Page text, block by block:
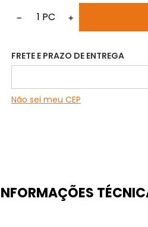
− 1 PC +
FRETE E PRAZO DE ENTREGA
Não sei meu CEP